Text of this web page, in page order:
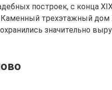
построек, с конца
трехэтажный
значительно